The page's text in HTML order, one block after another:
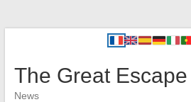
The Great Escape
News